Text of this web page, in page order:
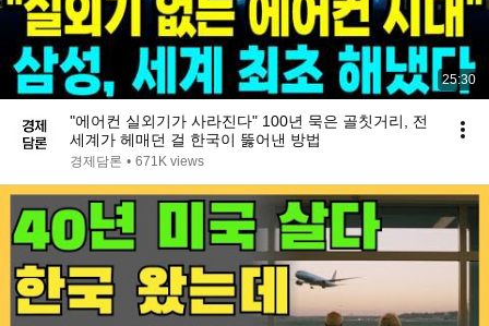
25:30
"에어컨 실외기가 사라진다" 100년 묵은 골칫거리, 전
세계가 헤매던 걸 한국이 뚫어낸 방법
경제담론 • 671K views